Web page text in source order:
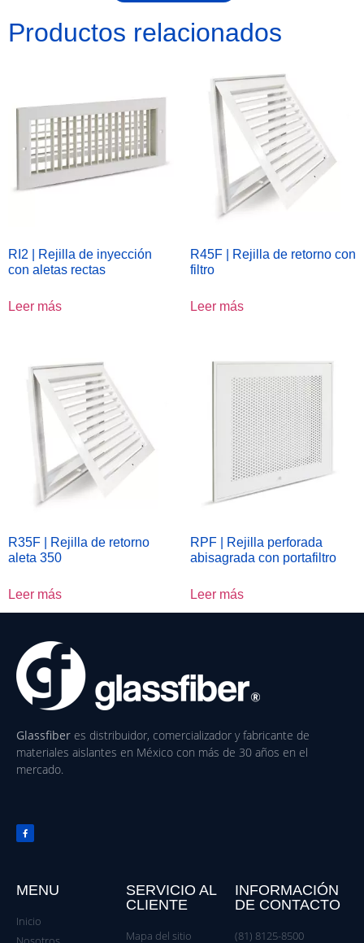
Productos relacionados
RI2 | Rejilla de inyección
con aletas rectas
Leer más
R45F | Rejilla de retorno con
filtro
Leer más
R35F | Rejilla de retorno
aleta 350
Leer más
RPF | Rejilla perforada
abisagrada con portafiltro
Leer más
Glassfiber es distribuidor, comercializador y fabricante de
materiales aislantes en México con más de 30 años en el
mercado.
MENU
Inicio
SERVICIO AL
CLIENTE
Mapa del sitio
INFORMACIÓN
DE CONTACTO
(81) 8125-8500